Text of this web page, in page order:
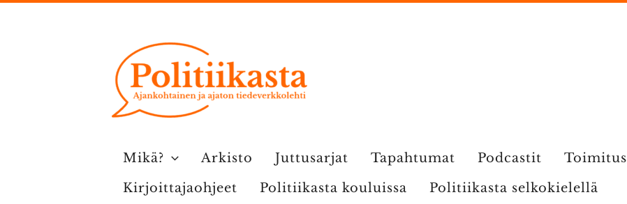
Mikä? Arkisto Juttusarjat Tapahtumat Podcastit Toimitus
Kirjoittajaohjeet
Politiikasta kouluissa Politiikasta selkokielellä